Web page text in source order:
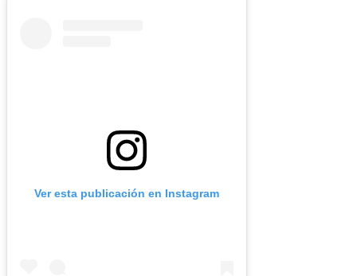
Ver esta publicación en Instagram